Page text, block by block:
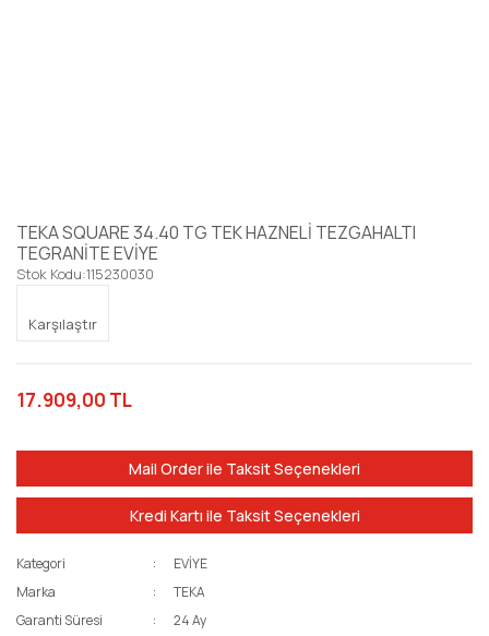
TEKA SQUARE 34.40 TG TEK HAZNELİ TEZGAHALTI
TEGRANİTE EVİYE
Stok Kodu:115230030
Karşılaştır
17.909,00 TL
Mail Order ile Taksit Seçenekleri
Kredi Kartı ile Taksit Seçenekleri
Kategori
EVİYE
Marka
TEKA
Garanti Süresi
24 Ay